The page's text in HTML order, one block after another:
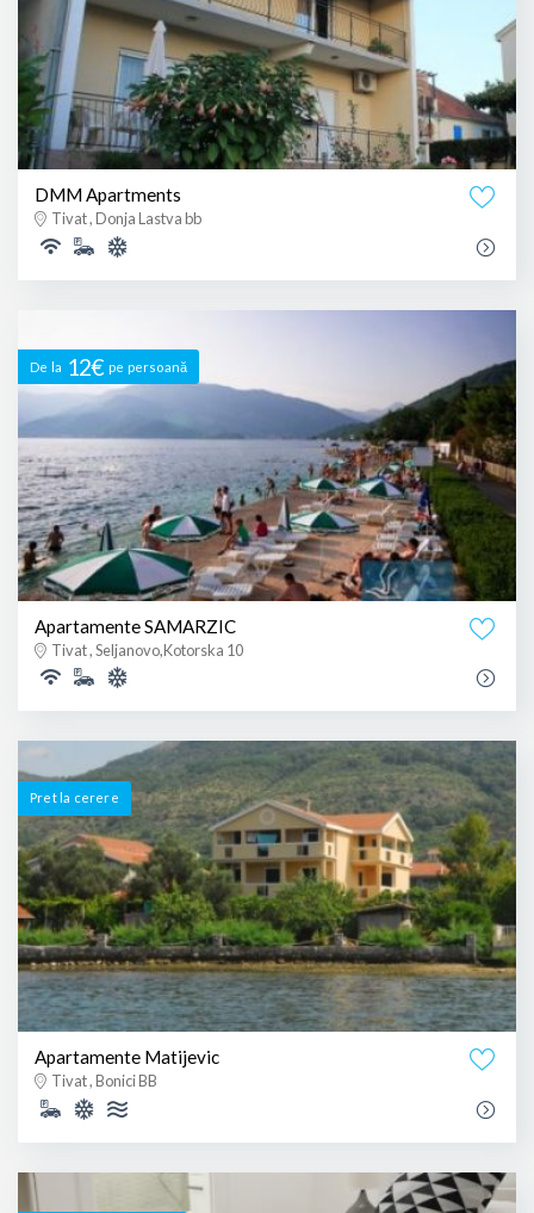
DMM Apartments
Tivat , Donja Lastva bb
De la 12€ pe persoană
Apartamente SAMARZIC
Tivat , Seljanovo,Kotorska 10
Pret la cerere
Apartamente Matijevic
Tivat , Bonici BB